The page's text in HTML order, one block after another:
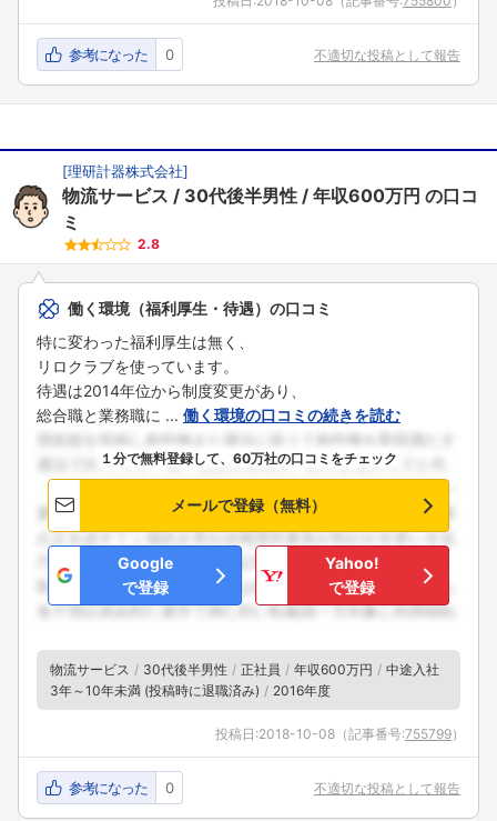
こちらの企業もフォローしませんか？
参考になった 0 不適切な投稿として報告
[理研計器株式会社]
物流サービス 30代後半男性 年収600万円 の口コ
ミ
2.8
働く環境（福利厚生・待遇）の口コミ
特に変わった福利厚生は無く、
リロクラブを使っています。
待遇は2014年位から制度変更があり、
総合職と業務職に ... 働く環境の口コミの続きを読む
１分で無料登録して、60万社の口コミをチェック
メールで登録（無料）
Google
で登録
Yahoo!
で登録
物流サービス 30代後半男性 正社員 年収600万円
中途入社
3年～10年未満 (投稿時に退職済み)
2016年度
投稿日:2018-10-08 （記事番号:755799）
参考になった 0 不適切な投稿として報告